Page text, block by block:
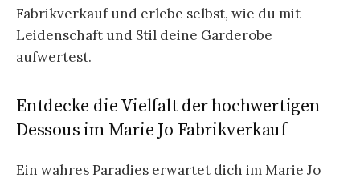
Fabrikverkauf und erlebe selbst, wie du mit
Leidenschaft und Stil deine Garderobe
aufwertest.
Entdecke die Vielfalt der hochwertigen
Dessous im Marie Jo Fabrikverkauf
Ein wahres Paradies erwartet dich im Marie Jo